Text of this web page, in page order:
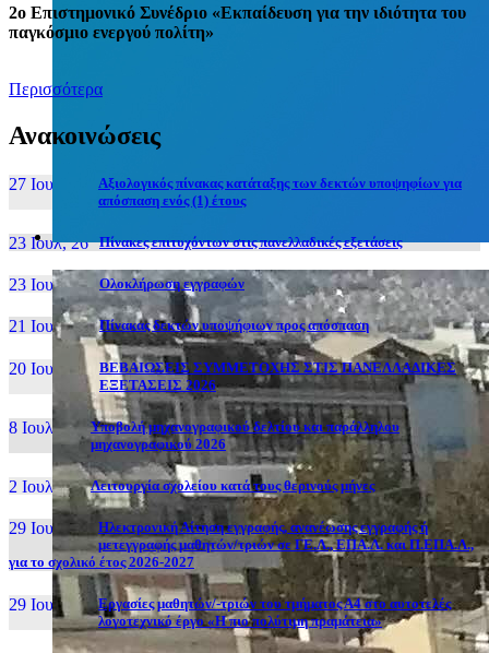
2ο Επιστημονικό Συνέδριο «Εκπαίδευση για την ιδιότητα του
παγκόσμιο ενεργού πολίτη»
Περισσότερα
Ανακοινώσεις
27 Ιουν, 26
Αξιολογικός πίνακας κατάταξης των δεκτών υποψηφίων για
απόσπαση ενός (1) έτους
23 Ιουλ, 26 Πίνακες επιτυχόντων στις πανελλαδικές εξετάσεις
23 Ιουλ, 26 Ολοκλήρωση εγγραφών
21 Ιουλ, 26 Πίνακας δεκτών υποψήφιων προς απόσπαση
20 Ιουλ, 26
ΒΕΒΑΙΩΣΕΙΣ ΣΥΜΜΕΤΟΧΗΣ ΣΤΙΣ ΠΑΝΕΛΛΑΔΙΚΕΣ
ΕΞΕΤΑΣΕΙΣ 2026
8 Ιουλ, 26
Υποβολή μηχανογραφικού δελτίου και παράλληλου
μηχανογραφικού 2026
2 Ιουλ, 26 Λειτουργία σχολείου κατά τους θερινούς μήνες
29 Ιουν, 26
Ηλεκτρονική Αίτηση εγγραφής, ανανέωσης εγγραφής ή
μετεγγραφής μαθητών/τριών σε ΓΕ.Λ., ΕΠΑ.Λ. και Π.ΕΠΑ.Λ.,
για το σχολικό έτος 2026-2027
29 Ιουν, 26
Εργασίες μαθητών/-τριών του τμήματος Α4 στο αυτοτελές
λογοτεχνικό έργο «Η πιο πολύτιμη πραμάτεια»